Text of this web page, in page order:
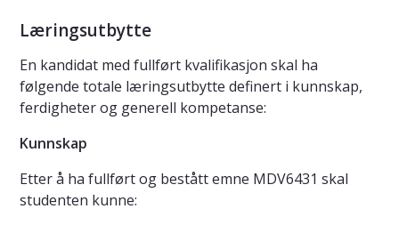
Læringsutbytte
En kandidat med fullført kvalifikasjon skal ha
følgende totale læringsutbytte definert i kunnskap,
ferdigheter og generell kompetanse:
Kunnskap
Etter å ha fullført og bestått emne MDV6431 skal
studenten kunne: